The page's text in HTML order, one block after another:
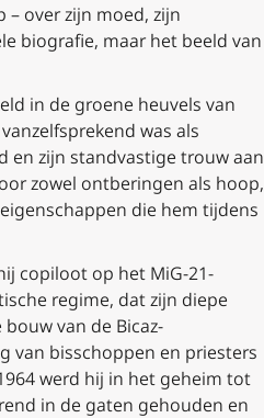
over zijn moed, zijn
biografie, maar het beeld van
in de groene heuvels van
was als
en zijn standvastige trouw aan
zowel ontberingen als hoop,
die hem tijdens
copiloot op het MiG-21-
regime, dat zijn diepe
van de Bicaz-
van bisschoppen en priesters
werd hij in het geheim tot
in de gaten gehouden en